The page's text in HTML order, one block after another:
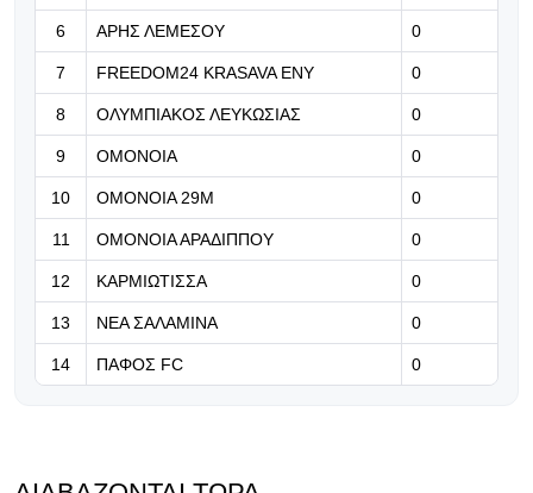
Ετοιμάζει πρόταση €30 εκατ. για τον
Ρομέρο (pic)
06.08.2026 | 19:10
Τα πρώτα κλικς από τη «Ρεντ
Μπουλ Αρένα»!
6 ΑΡΗΣ ΛΕΜΕΣΟΥ 0
7 FREEDOM24 KRASAVA ΕΝΥ 0
8 ΟΛΥΜΠΙΑΚΟΣ ΛΕΥΚΩΣΙΑΣ 0
9 ΟΜΟΝΟΙΑ 0
10 ΟΜΟΝΟΙΑ 29Μ 0
11 ΟΜΟΝΟΙΑ ΑΡΑΔΙΠΠΟΥ 0
12 ΚΑΡΜΙΩΤΙΣΣΑ 0
13 ΝΕΑ ΣΑΛΑΜΙΝΑ 0
14 ΠΑΦΟΣ FC 0